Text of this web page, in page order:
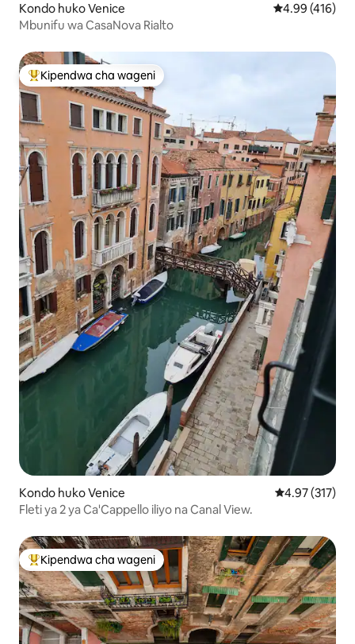
Kondo huko Venice Ukadiriaji wa
4.99 (416)
Mbunifu wa CasaNova Rialto
Kipendwa maarufu cha wageni
Kipendwa cha wageni
Kondo huko Venice Ukadiriaji wa
4.97 (317)
Fleti ya 2 ya Ca'Cappello iliyo na Canal View.
Kipendwa maarufu cha wageni
Kipendwa cha wageni